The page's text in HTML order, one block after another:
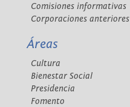
Comisiones informativas
Corporaciones anteriores
Áreas
Cultura
Bienestar Social
Presidencia
Fomento